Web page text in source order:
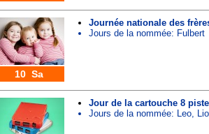
10 Sa
Journée nationale des
Jours de la nommée: Fulbert
Jour de la cartouche 8
Jours de la nommée: Leo,